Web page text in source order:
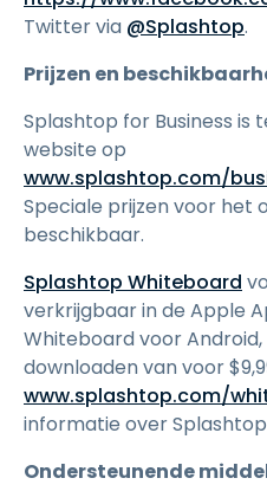
Twitter via @Splashtop.
Prijzen en
Splashtop for Business is
website op
www.splashtop.com/
Speciale prijzen voor het
beschikbaar.
Splashtop Whiteboard
verkrijgbaar in de Apple
Whiteboard voor Android,
downloaden van voor
www.splashtop.com/
informatie over
Ondersteunende